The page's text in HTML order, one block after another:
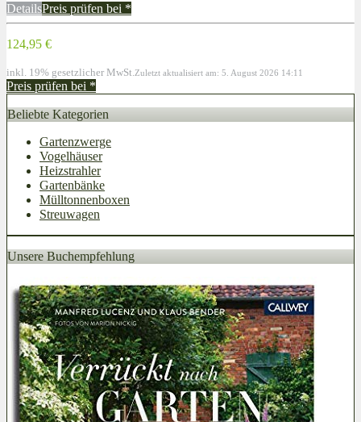
DetailsPreis prüfen bei *
124,95 €
inkl. 19% gesetzlicher MwSt. Zuletzt aktualisiert am: 5. August 2026 14:11
Preis prüfen bei *
Beliebte Kategorien
Gartenzwerge
Vogelhäuser
Heizstrahler
Gartenbänke
Mülltonnenboxen
Streuwagen
Unsere Buchempfehlung